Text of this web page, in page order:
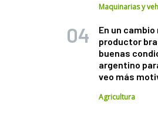
Maquinarias y
En un
productor
buenas
argentino
veo más
Agricultura